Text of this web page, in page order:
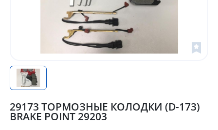
29173 ТОРМОЗНЫЕ КОЛОДКИ (D-173)
BRAKE POINT 29203